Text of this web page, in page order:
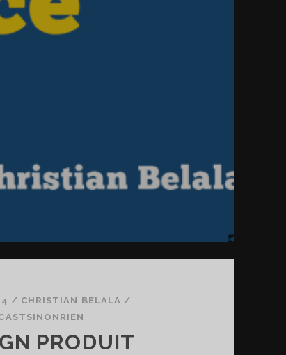
/ CHRISTIAN BELALA /
PRODUIT